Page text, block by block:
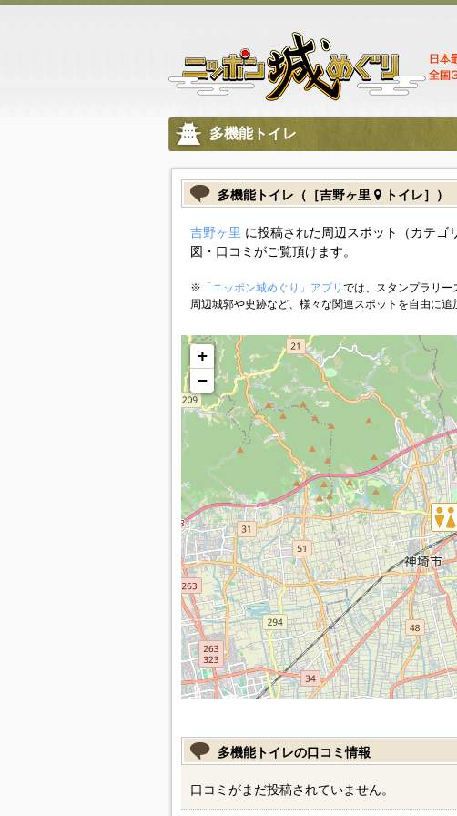
多機能トイレ
多機能トイレ（［吉野ヶ里 トイレ］）
吉野ヶ里 に投稿された周辺スポット（カテゴ
図・口コミがご覧頂けます。
※ 「ニッポン城めぐり」アプリ では、スタンプラリー
周辺城郭や史跡など、様々な関連スポットを自由に追
+
−
多機能トイレの口コミ情報
口コミがまだ投稿されていません。